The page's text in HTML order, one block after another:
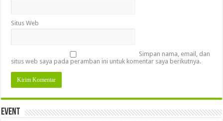
Situs Web
Simpan nama, email, dan
situs web saya pada peramban ini untuk komentar saya berikutnya.
Event